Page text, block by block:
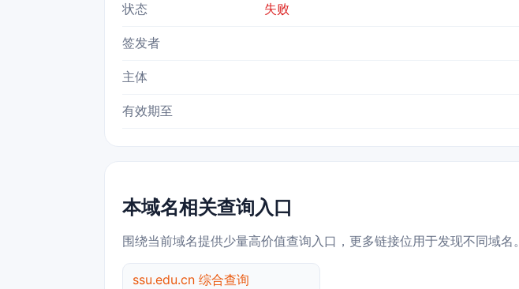
状态 失败
签发者
主体
有效期至
本域名相关查询入口
围绕当前域名提供少量高价值查询入口，更多链接位用于发现不同域名。
ssu.edu.cn 综合查询